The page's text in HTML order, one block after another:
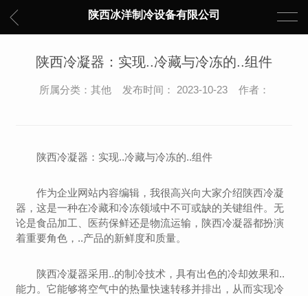
陕西冰洋制冷设备有限公司
陕西冷凝器：实现..冷藏与冷冻的..组件
所属分类：其他 发布时间： 2023-10-23 作者：
陕西冷凝器：实现..冷藏与冷冻的..组件
作为企业网站内容编辑，我很高兴向大家介绍陕西冷凝
器，这是一种在冷藏和冷冻领域中不可或缺的关键组件。无
论是食品加工、医药保鲜还是物流运输，陕西冷凝器都扮演
着重要角色，..产品的新鲜度和质量。
陕西冷凝器采用..的制冷技术，具有出色的冷却效果和..
能力。它能够将空气中的热量快速转移并排出，从而实现冷